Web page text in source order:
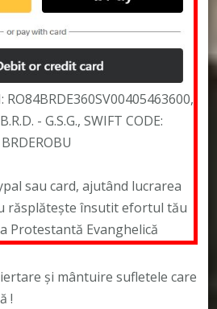
- G.S.G., SWIFT CODE:
BRDEROBU
sau card, ajutând lucrarea
răsplătește însutit efortul tău
Protestantă Evanghelică
și mântuire sufletele care
!